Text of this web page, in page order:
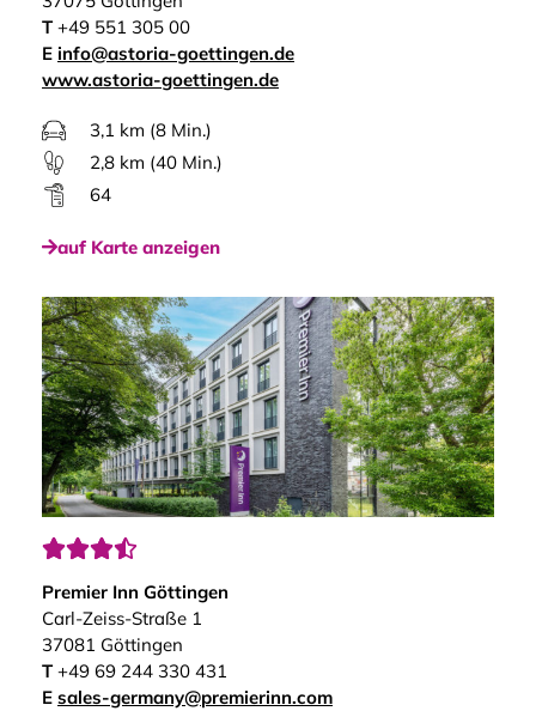
T+49 551 305 00
E info@astoria-goettingen.de
www.astoria-goettingen.de
3,1 km (8 Min.)
2,8 km (40 Min.)
64
auf Karte anzeigen

Premier Inn Göttingen
Carl-Zeiss-Straße 1
37081 Göttingen
T+49 69 244 330 431
E sales-germany@premierinn.com